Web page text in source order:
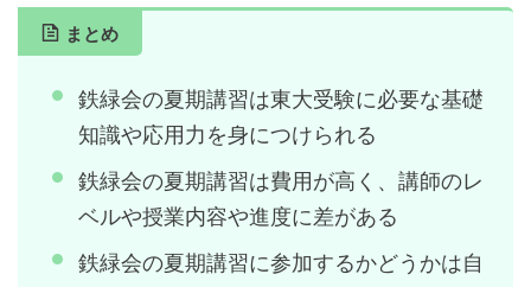
まとめ
鉄緑会の夏期講習は東大受験に必要な基礎
知識や応用力を身につけられる
鉄緑会の夏期講習は費用が高く、講師のレ
ベルや授業内容や進度に差がある
鉄緑会の夏期講習に参加するかどうかは自